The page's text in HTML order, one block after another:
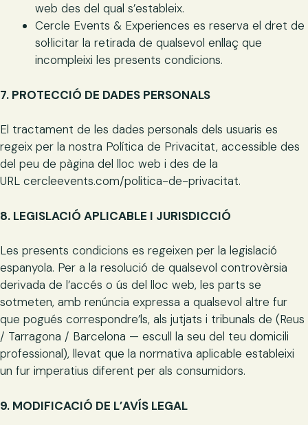
web des del qual s’estableix.
Cercle Events & Experiences es reserva el dret de
sol·licitar la retirada de qualsevol enllaç que
incompleixi les presents condicions.
7. PROTECCIÓ DE DADES PERSONALS
El tractament de les dades personals dels usuaris es
regeix per la nostra Política de Privacitat, accessible des
del peu de pàgina del lloc web i des de la
URL cercleevents.com/politica-de-privacitat.
8. LEGISLACIÓ APLICABLE I JURISDICCIÓ
Les presents condicions es regeixen per la legislació
espanyola. Per a la resolució de qualsevol controvèrsia
derivada de l’accés o ús del lloc web, les parts se
sotmeten, amb renúncia expressa a qualsevol altre fur
que pogués correspondre’ls, als jutjats i tribunals de (Reus
/ Tarragona / Barcelona — escull la seu del teu domicili
professional), llevat que la normativa aplicable estableixi
un fur imperatius diferent per als consumidors.
9. MODIFICACIÓ DE L’AVÍS LEGAL